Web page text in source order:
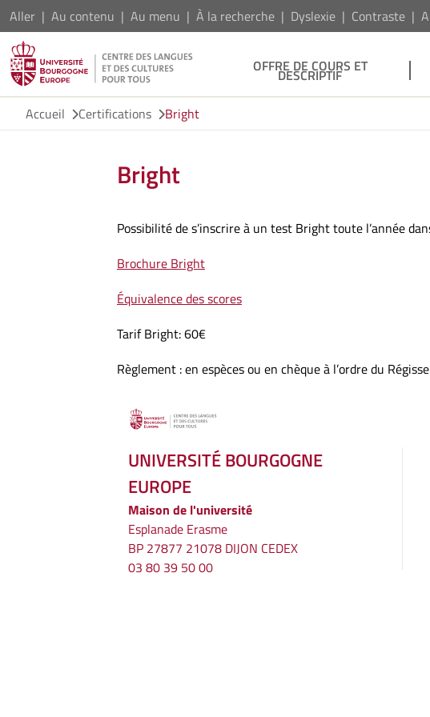
Aller Au contenu Au menu À la recherche Dyslexie Contraste
OFFRE DE COURS ET
DESCRIPTIF
Accueil
Certifications Bright
Bright
Possibilité de s’inscrire à un test Bright toute l’année
Brochure Bright
Équivalence des scores
Tarif Bright: 60€
Règlement : en espèces ou en chèque à l’ordre du
UNIVERSITÉ BOURGOGNE
EUROPE
Maison de l'université
Esplanade Erasme
BP 27877 21078 DIJON CEDEX
03 80 39 50 00